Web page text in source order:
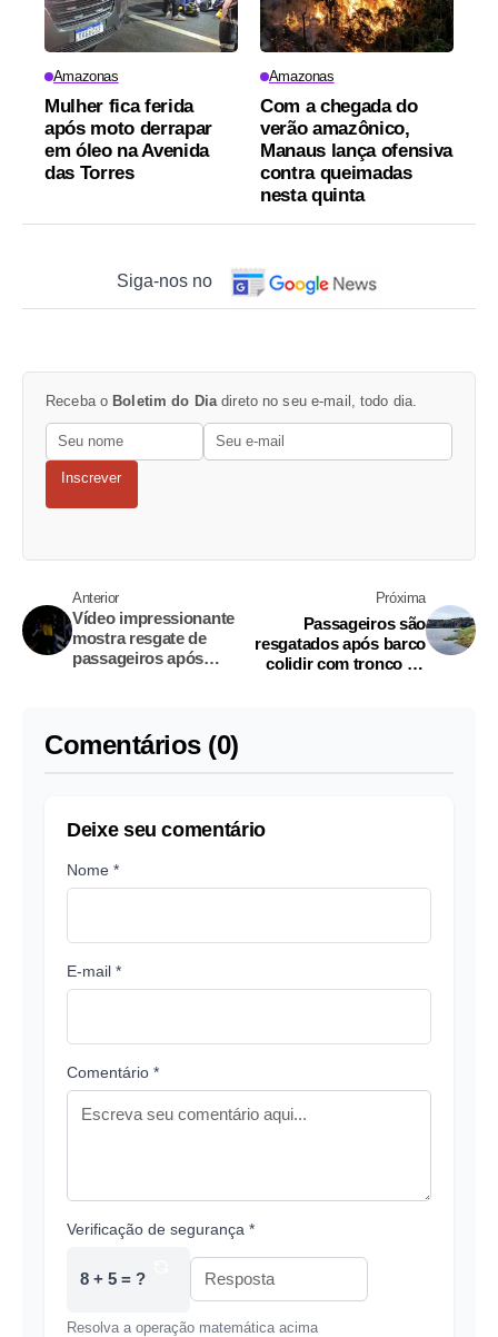
Amazonas
Mulher fica ferida
após moto derrapar
em óleo na Avenida
das Torres
Amazonas
Com a chegada do
verão amazônico,
Manaus lança ofensiva
contra queimadas
nesta quinta
Siga-nos no
Receba o Boletim do Diadireto no seu e-mail, todo dia.
Inscrever
Anterior
Vídeo impressionante
mostra resgate de
passageiros após
Próxima
Passageiros são
resgatados após barco
colidir com tronco no
Comentários (0)
Deixe seu comentário
Nome *
E-mail *
Comentário *
Verificação de segurança *
8 + 5 = ?
Resolva a operação matemática acima